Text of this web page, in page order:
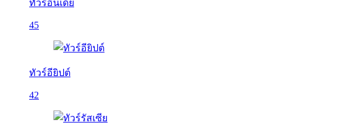
ทัวร์อินเดีย
45
ทัวร์อียิปต์
42